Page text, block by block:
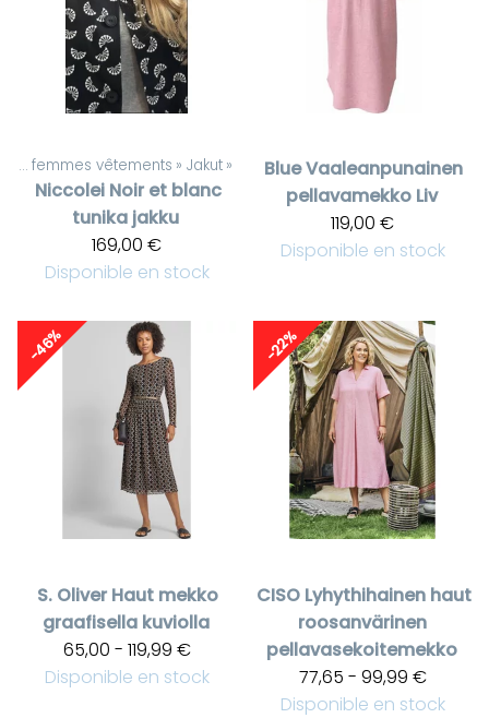
Pour femmes vêtements ‪» Jakut ‪»
Niccolei Noir et blanc
tunika jakku
169,00 €
Disponible en stock
BlueVaaleanpunainen
pellavamekko Liv
119,00 €
Disponible en stock
-46%
S. Oliver Haut mekko
graafisella kuviolla
65,00 - 119,99 €
Disponible en stock
-22%
CISO Lyhythihainen haut
roosanvärinen
pellavasekoitemekko
77,65 - 99,99 €
Disponible en stock